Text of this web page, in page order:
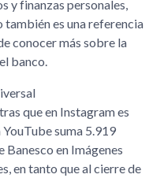
y finanzas personales,
también es una referencia
conocer más sobre la
banco.
que en Instagram es
suma 5.919
Banesco en Imágenes
en tanto que al cierre de